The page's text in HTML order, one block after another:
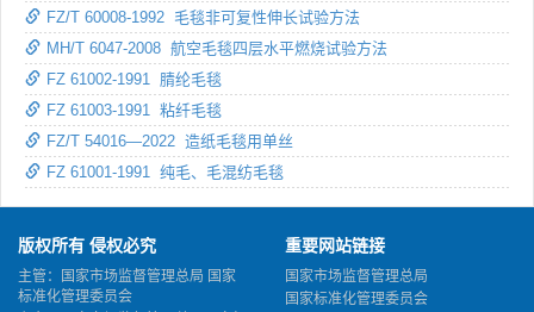
FZ/T 60008-1992 毛毯非可复性伸长试验方法
MH/T 6047-2008 航空毛毯四层水平燃烧试验方法
FZ 61002-1991 腈纶毛毯
FZ 61003-1991 粘纤毛毯
FZ/T 54016—2022 造纸毛毯用单丝
FZ 61001-1991 纯毛、毛混纺毛毯
版权所有 侵权必究
主管：国家市场监督管理总局 国家
标准化管理委员会
重要网站链接
国家市场监督管理总局
国家标准化管理委员会